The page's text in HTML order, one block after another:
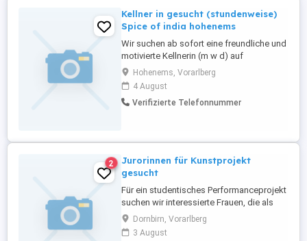
Kellner in gesucht (stundenweise)
Spice of india hohenems
Wir suchen ab sofort eine freundliche und
motivierte Kellnerin (m w d) auf
Stundenbasis. Flexible Arbeitszeiten Faire
Bezahlung Angenehmes Arbeitsklima
Wenn interessiert anschreiben
Hohenems, Vorarlberg
4 August
Verifizierte Telefonnummer
2
Jurorinnen für Kunstprojekt
gesucht
Für ein studentisches Performanceprojekt
suchen wir interessierte Frauen, die als
Jurorinnen an einem besonderen
Auswahlverfahren teilnehmen möchten.
Dornbirn, Vorarlberg
3 August